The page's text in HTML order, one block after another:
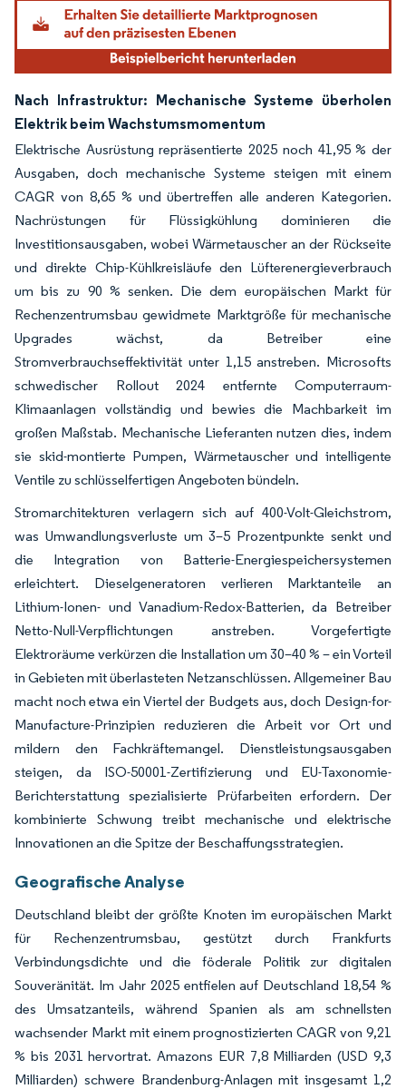
Nach Infrastruktur: Mechanische Systeme überholen
Elektrik beim Wachstumsmomentum
Elektrische Ausrüstung repräsentierte 2025 noch 41,95 % der
Ausgaben, doch mechanische Systeme steigen mit einem
CAGR von 8,65 % und übertreffen alle anderen Kategorien.
Nachrüstungen für Flüssigkühlung dominieren die
Investitionsausgaben, wobei Wärmetauscher an der Rückseite
und direkte Chip-Kühlkreisläufe den Lüfterenergieverbrauch
um bis zu 90 % senken. Die dem europäischen Markt für
Rechenzentrumsbau gewidmete Marktgröße für mechanische
Upgrades wächst, da Betreiber eine
Stromverbrauchseffektivität unter 1,15 anstreben. Microsofts
schwedischer Rollout 2024 entfernte Computerraum-
Klimaanlagen vollständig und bewies die Machbarkeit im
großen Maßstab. Mechanische Lieferanten nutzen dies, indem
sie skid-montierte Pumpen, Wärmetauscher und intelligente
Ventile zu schlüsselfertigen Angeboten bündeln.
Stromarchitekturen verlagern sich auf 400-Volt-Gleichstrom,
was Umwandlungsverluste um 3–5 Prozentpunkte senkt und
die Integration von Batterie-Energiespeichersystemen
erleichtert. Dieselgeneratoren verlieren Marktanteile an
Lithium-Ionen- und Vanadium-Redox-Batterien, da Betreiber
Netto-Null-Verpflichtungen anstreben. Vorgefertigte
Elektroräume verkürzen die Installation um 30–40 % – ein Vorteil
in Gebieten mit überlasteten Netzanschlüssen. Allgemeiner Bau
macht noch etwa ein Viertel der Budgets aus, doch Design-for-
Manufacture-Prinzipien reduzieren die Arbeit vor Ort und
mildern den Fachkräftemangel. Dienstleistungsausgaben
steigen, da ISO-50001-Zertifizierung und EU-Taxonomie-
Berichterstattung spezialisierte Prüfarbeiten erfordern. Der
kombinierte Schwung treibt mechanische und elektrische
Innovationen an die Spitze der Beschaffungsstrategien.
Geografische Analyse
Deutschland bleibt der größte Knoten im europäischen Markt
für Rechenzentrumsbau, gestützt durch Frankfurts
Verbindungsdichte und die föderale Politik zur digitalen
Souveränität. Im Jahr 2025 entfielen auf Deutschland 18,54 %
des Umsatzanteils, während Spanien als am schnellsten
wachsender Markt mit einem prognostizierten CAGR von 9,21
% bis 2031 hervortrat. Amazons EUR 7,8 Milliarden (USD 9,3
Milliarden) schwere Brandenburg-Anlagen mit insgesamt 1,2